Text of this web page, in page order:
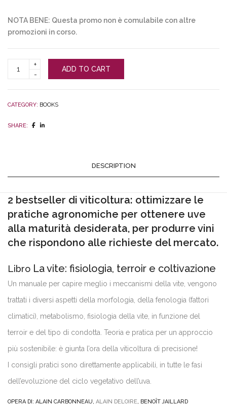
NOTA BENE: Questa promo non è comulabile con altre
promozioni in corso.
COMBO
bestseller
vite:
e
maturità
ADD TO CART
CATEGORY: BOOKS
SHARE:
DESCRIPTION
2 bestseller di viticoltura: ottimizzare le
pratiche agronomiche per ottenere uve
alla maturità desiderata, per produrre vini
che rispondono alle richieste del mercato.
Libro La vite: fisiologia, terroir e coltivazione
Un manuale per capire meglio i meccanismi della vite, vengono
trattati i diversi aspetti della morfologia, della fenologia (fattori
climatici), metabolismo, fisiologia della vite, in funzione del
terroir e del tipo di condotta. Teoria e pratica per un approccio
più sostenibile: è giunta l’ora della viticoltura di precisione!
I consigli pratici sono direttamente applicabili, in tutte le fasi
dell’evoluzione del ciclo vegetativo dell’uva.
OPERA DI: ALAIN CARBONNEAU, ALAIN DELOIRE, BENOÎT JAILLARD